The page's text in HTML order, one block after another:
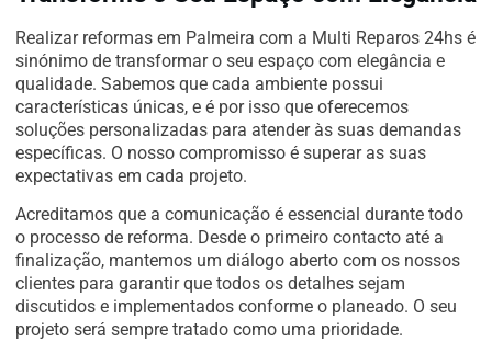
Realizar reformas em Palmeira com a Multi Reparos 24hs é
sinónimo de transformar o seu espaço com elegância e
qualidade. Sabemos que cada ambiente possui
características únicas, e é por isso que oferecemos
soluções personalizadas para atender às suas demandas
específicas. O nosso compromisso é superar as suas
expectativas em cada projeto.
Acreditamos que a comunicação é essencial durante todo
o processo de reforma. Desde o primeiro contacto até a
finalização, mantemos um diálogo aberto com os nossos
clientes para garantir que todos os detalhes sejam
discutidos e implementados conforme o planeado. O seu
projeto será sempre tratado como uma prioridade.